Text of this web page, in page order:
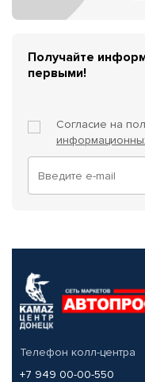
Получайте
первыми!
Согласие на
Телефон колл-центра
+7 949 00-00-550